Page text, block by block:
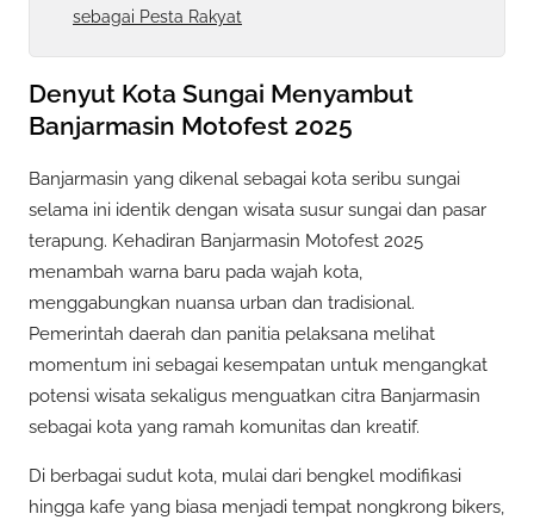
sebagai Pesta Rakyat
Denyut Kota Sungai Menyambut
Banjarmasin Motofest 2025
Banjarmasin yang dikenal sebagai kota seribu sungai
selama ini identik dengan wisata susur sungai dan pasar
terapung. Kehadiran Banjarmasin Motofest 2025
menambah warna baru pada wajah kota,
menggabungkan nuansa urban dan tradisional.
Pemerintah daerah dan panitia pelaksana melihat
momentum ini sebagai kesempatan untuk mengangkat
potensi wisata sekaligus menguatkan citra Banjarmasin
sebagai kota yang ramah komunitas dan kreatif.
Di berbagai sudut kota, mulai dari bengkel modifikasi
hingga kafe yang biasa menjadi tempat nongkrong bikers,